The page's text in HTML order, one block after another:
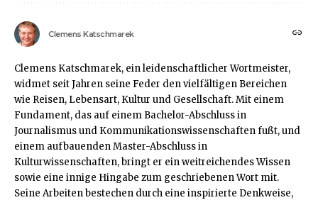
Clemens Katschmarek
Clemens Katschmarek, ein leidenschaftlicher Wortmeister,
widmet seit Jahren seine Feder den vielfältigen Bereichen
wie Reisen, Lebensart, Kultur und Gesellschaft. Mit einem
Fundament, das auf einem Bachelor-Abschluss in
Journalismus und Kommunikationswissenschaften fußt, und
einem aufbauenden Master-Abschluss in
Kulturwissenschaften, bringt er ein weitreichendes Wissen
sowie eine innige Hingabe zum geschriebenen Wort mit.
Seine Arbeiten bestechen durch eine inspirierte Denkweise,